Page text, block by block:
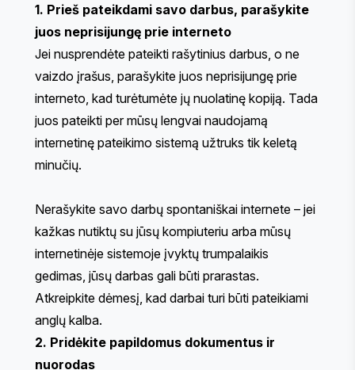
1. Prieš pateikdami savo darbus, parašykite
juos neprisijungę prie interneto
Jei nusprendėte pateikti rašytinius darbus, o ne
vaizdo įrašus, parašykite juos neprisijungę prie
interneto, kad turėtumėte jų nuolatinę kopiją. Tada
juos pateikti per mūsų lengvai naudojamą
internetinę pateikimo sistemą užtruks tik keletą
minučių.
Nerašykite savo darbų spontaniškai internete – jei
kažkas nutiktų su jūsų kompiuteriu arba mūsų
internetinėje sistemoje įvyktų trumpalaikis
gedimas, jūsų darbas gali būti prarastas.
Atkreipkite dėmesį, kad darbai turi būti pateikiami
anglų kalba.
2. Pridėkite papildomus dokumentus ir
nuorodas